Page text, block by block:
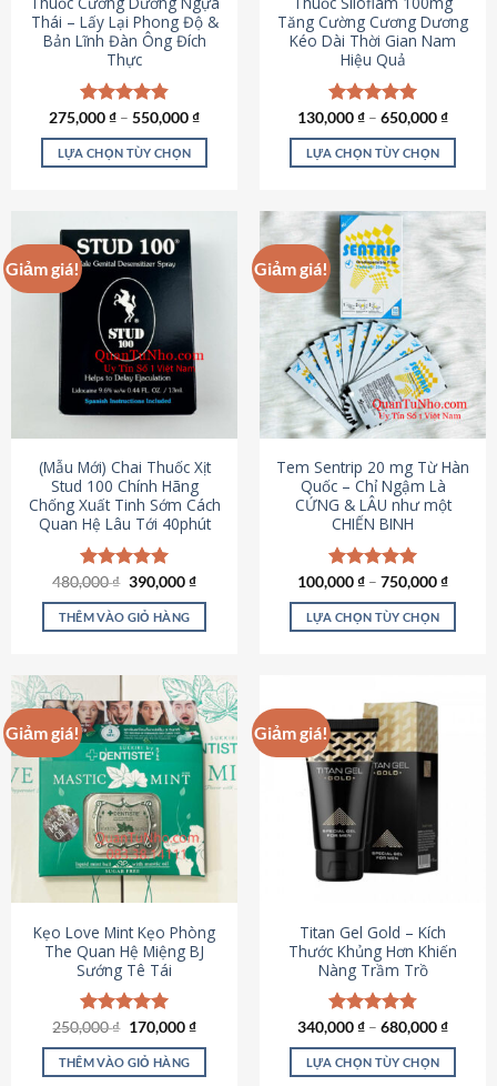
chọn
trên
trang
sản
phẩm
chọn
trên
trang
sản
phẩm
Thái – Lấy Lại Phong Độ &
Bản Lĩnh Đàn Ông Đích
Thực
Được xếp
hạng4.87
5 sao
275,000₫ – 550,000₫
LỰA CHỌN TÙY CHỌN
có
nhiều
biến
thể.
Các
tùy
chọn
được
chọn
trên
trang
sản
phẩm
Tăng Cường Cương Dương
Kéo Dài Thời Gian Nam
Hiệu Quả
Được xếp
hạng5.00
5 sao
130,000₫ – 650,000₫
LỰA CHỌN TÙY CHỌN
này
có
nhiều
biến
thể.
Các
tùy
chọn
có
thể
chọn
trên
trang
sản
phẩm
Giảm giá!
(Mẫu Mới) Chai Thuốc Xịt
Stud 100 Chính Hãng
Chống Xuất Tinh Sớm Cách
Quan Hệ Lâu Tới 40phút
Được xếp
hạng5.00
5 sao
480,000₫ Giá
là:
480,000 ₫.
390,000₫Giá
tại
THÊM VÀO GIỎ HÀNG
Giảm giá!
Tem Sentrip 20 mg Từ Hàn
Quốc – Chỉ Ngậm Là
CỨNG & LÂU như một
CHIẾN BINH
Được xếp
hạng5.00
5 sao
100,000₫ – 750,000₫
LỰA CHỌN TÙY CHỌN
có
nhiều
biến
tùy
chọn
có
chọn
trên
trang
sản
phẩm
Giảm giá!
Kẹo Love Mint Kẹo Phòng
The Quan Hệ Miệng BJ
Sướng Tê Tái
Được xếp
hạng5.00
5 sao
250,000₫ Giá
là:
250,000 ₫.
170,000₫Giá
tại
THÊM VÀO GIỎ HÀNG
Giảm giá!
Titan Gel Gold – Kích
Thước Khủng Hơn Khiến
Nàng Trầm Trồ
Được xếp
hạng4.79
5 sao
340,000₫ – 680,000₫
LỰA CHỌN TÙY CHỌN